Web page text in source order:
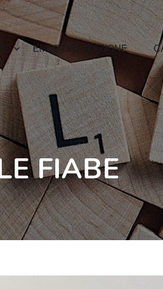
EMOZIONI IN AZIONE
FIABE